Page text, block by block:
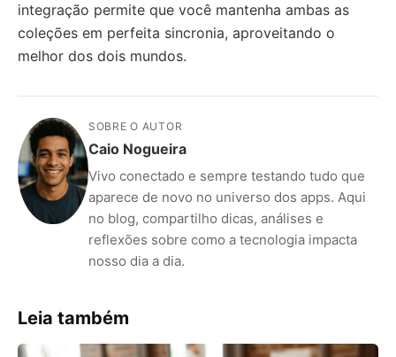
integração permite que você mantenha ambas as
coleções em perfeita sincronia, aproveitando o
melhor dos dois mundos.
SOBRE O AUTOR
Caio Nogueira
Vivo conectado e sempre testando tudo que
aparece de novo no universo dos apps. Aqui
no blog, compartilho dicas, análises e
reflexões sobre como a tecnologia impacta
nosso dia a dia.
Leia também